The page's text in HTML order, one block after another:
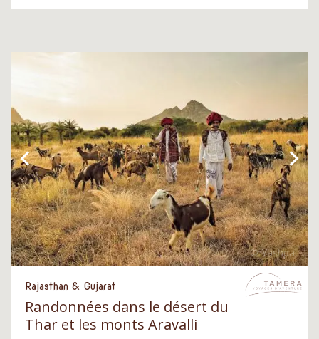
Rajasthan & Gujarat
Randonnées dans le désert du
Thar et les monts Aravalli